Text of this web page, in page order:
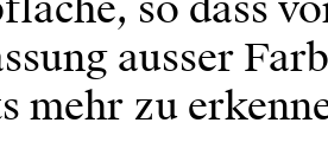
so dass
ausser
mehr zu